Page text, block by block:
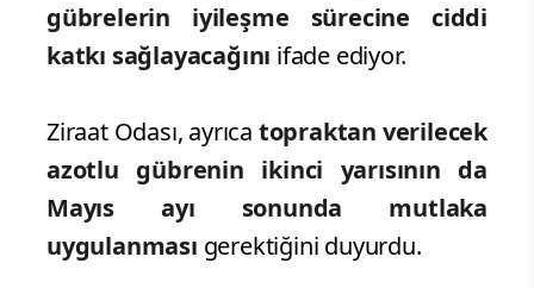
gübrelerin iyileşme sürecine ciddi
katkı sağlayacağını ifade ediyor.
Ziraat Odası, ayrıca topraktan verilecek
azotlu gübrenin ikinci yarısının da
Mayıs ayı sonunda mutlaka
uygulanması gerektiğini duyurdu.